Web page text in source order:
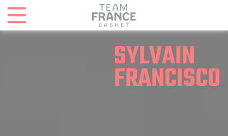
SYLVAIN
FRANCISCO
Panneau de gestion des cookies